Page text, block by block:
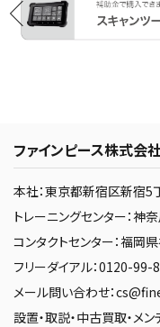
ファインピース株式会社
本社：東京都新宿区新宿
トレーニングセンター：神
コンタクトセンター：福岡
フリーダイアル：0120-99-
メール問い合わせ：
設置・取説・中古買取・メ